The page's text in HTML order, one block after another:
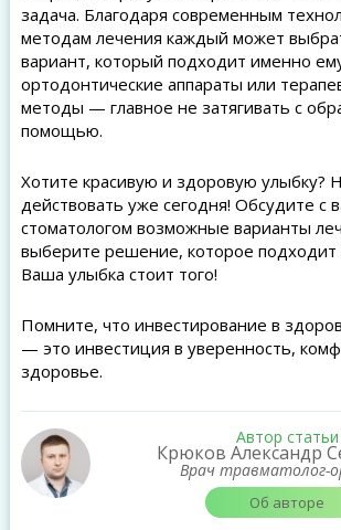
задача. Благодаря современным
методам лечения каждый может
вариант, который подходит именно
ортодонтические аппараты или
методы — главное не затягивать с
помощью.
Хотите красивую и здоровую улыбку?
действовать уже сегодня! Обсудите с
стоматологом возможные варианты
выберите решение, которое подходит
Ваша улыбка стоит того!
Помните, что инвестирование в
— это инвестиция в уверенность,
здоровье.
Автор статьи
Крюков Александр
Врач травматолог-
Об авторе